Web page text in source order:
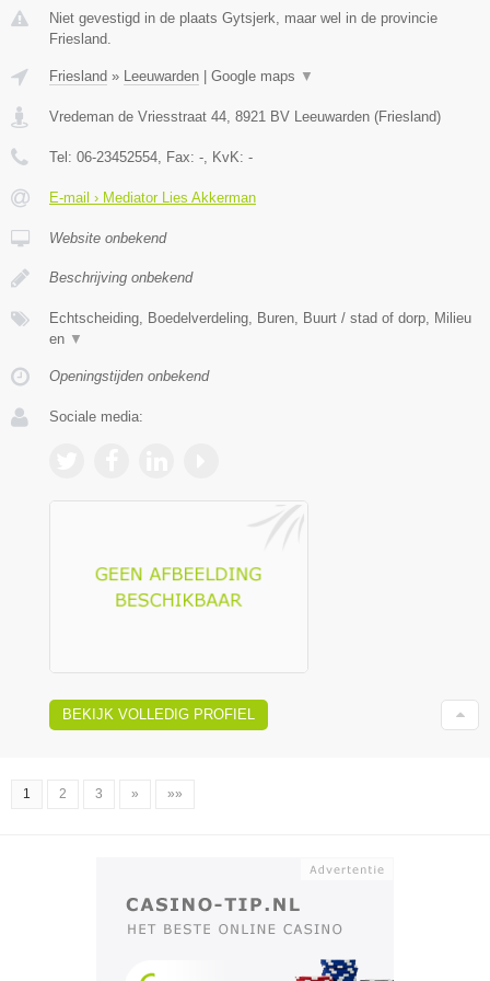
Niet gevestigd in de plaats Gytsjerk, maar wel in de provincie
Friesland.
Friesland » Leeuwarden Google maps ▼
Vredeman de Vriesstraat 44 8921 BV Leeuwarden (Friesland)
Tel: 06-23452554 , Fax: - , KvK: -
E-mail › Mediator Lies Akkerman
Website onbekend
Beschrijving onbekend
Echtscheiding, Boedelverdeling, Buren, Buurt / stad of dorp, Milieu
en ▼
Openingstijden onbekend
Sociale media:
BEKIJK VOLLEDIG PROFIEL
1 2 3 » »»